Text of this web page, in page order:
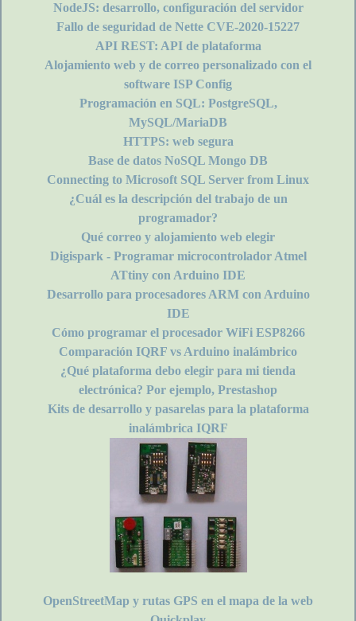
NodeJS: desarrollo, configuración del servidor
Fallo de seguridad de Nette CVE-2020-15227
API REST: API de plataforma
Alojamiento web y de correo personalizado con el
software ISP Config
Programación en SQL: PostgreSQL,
MySQL/MariaDB
HTTPS: web segura
Base de datos NoSQL Mongo DB
Connecting to Microsoft SQL Server from Linux
¿Cuál es la descripción del trabajo de un
programador?
Qué correo y alojamiento web elegir
Digispark - Programar microcontrolador Atmel
ATtiny con Arduino IDE
Desarrollo para procesadores ARM con Arduino
IDE
Cómo programar el procesador WiFi ESP8266
Comparación IQRF vs Arduino inalámbrico
¿Qué plataforma debo elegir para mi tienda
electrónica? Por ejemplo, Prestashop
Kits de desarrollo y pasarelas para la plataforma
inalámbrica IQRF
OpenStreetMap y rutas GPS en el mapa de la web